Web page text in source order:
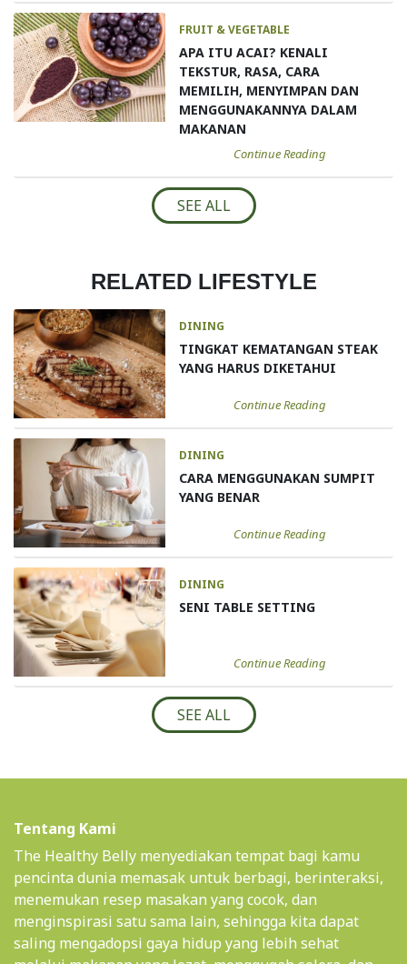
FRUIT & VEGETABLE
APA ITU ACAI? KENALI
TEKSTUR, RASA, CARA
MEMILIH, MENYIMPAN DAN
MENGGUNAKANNYA DALAM
MAKANAN
Continue Reading
SEE ALL
RELATED LIFESTYLE
DINING
TINGKAT KEMATANGAN STEAK
YANG HARUS DIKETAHUI
Continue Reading
DINING
CARA MENGGUNAKAN SUMPIT
YANG BENAR
Continue Reading
DINING
SENI TABLE SETTING
Continue Reading
SEE ALL
Tentang Kami
The Healthy Belly menyediakan tempat bagi kamu
pencinta dunia memasak untuk berbagi, berinteraksi,
menemukan resep masakan yang cocok, dan
menginspirasi satu sama lain, sehingga kita dapat
saling mengadopsi gaya hidup yang lebih sehat